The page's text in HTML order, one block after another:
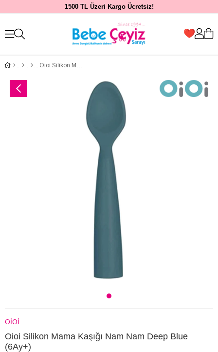
1500 TL Üzeri Kargo Ücretsiz!
Oioi Silikon Mama Kaşığı Nam Nam Deep Blue (6Ay+)
OİOİ
Oioi Silikon Mama Kaşığı Nam Nam Deep Blue
(6Ay+)